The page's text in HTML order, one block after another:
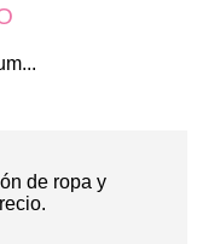
de ropa y